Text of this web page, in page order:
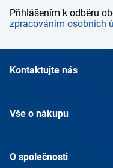
Přihlášením k odběru
zpracováním osobních
Kontaktujte nás
Vše o nákupu
O společnosti